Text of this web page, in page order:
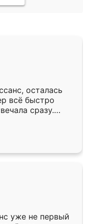
осталась
всё быстро
сразу.
подошёл к
Собрали
даже
уже не первый